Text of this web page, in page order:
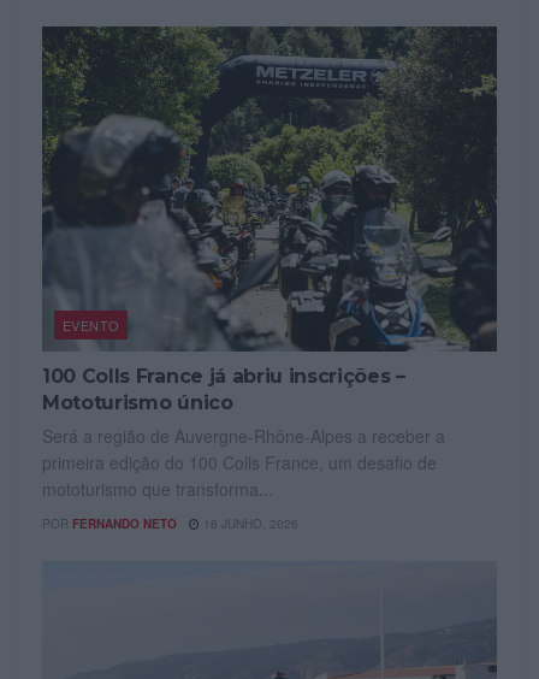
EVENTO
100 Colls France já abriu inscrições –
Mototurismo único
Será a região de Auvergne-Rhône-Alpes a receber a
primeira edição do 100 Colls France, um desafio de
mototurismo que transforma...
POR FERNANDO NETO 16 JUNHO, 2026